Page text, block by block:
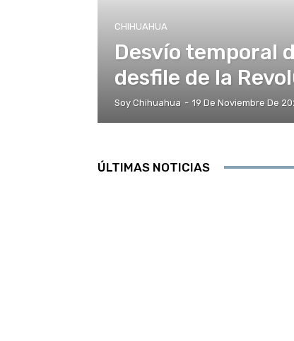
CHIHUAHUA
Desvío temporal
desfile de la
Soy Chihuahua - 19 De Noviembre De
ÚLTIMAS NOTICIAS